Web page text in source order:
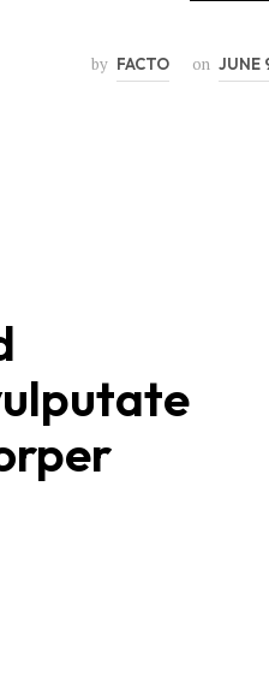
by FACTO on JUNE